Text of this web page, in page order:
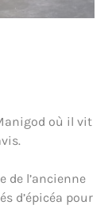
où il vit
de l’ancienne
d’épicéa pour